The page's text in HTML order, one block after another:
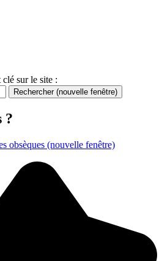
sur le site :
Rechercher (nouvelle fenêtre)
?
obsèques (nouvelle fenêtre)